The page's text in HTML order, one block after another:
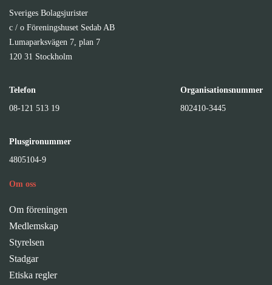
Sveriges Bolagsjurister
c / o Föreningshuset Sedab AB
Lumaparksvägen 7, plan 7
120 31 Stockholm
Telefon
08-121 513 19
Organisationsnummer
802410-3445
Plusgironummer
4805104-9
Om oss
Om föreningen
Medlemskap
Styrelsen
Stadgar
Etiska regler